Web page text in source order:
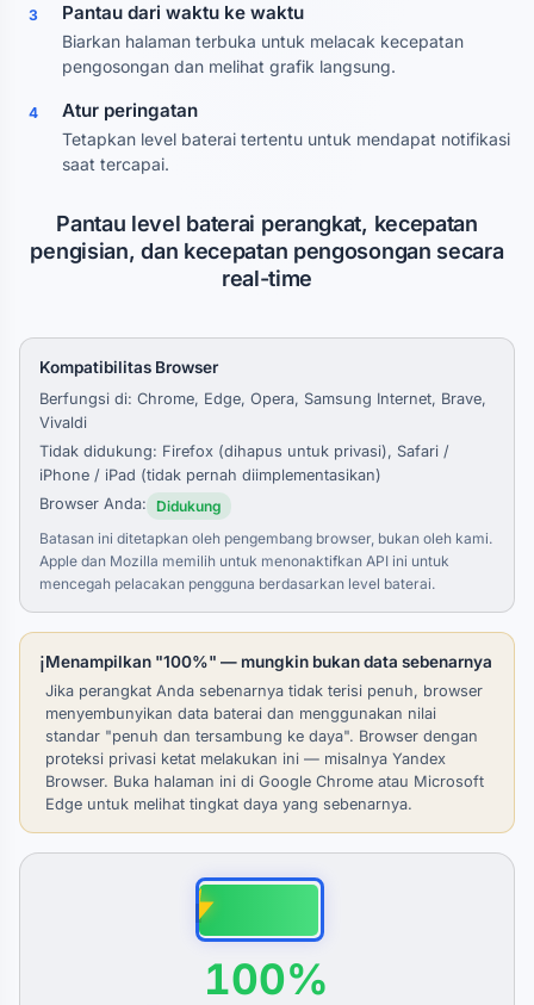
3 Pantau dari waktu ke waktu
Biarkan halaman terbuka untuk melacak kecepatan
pengosongan dan melihat grafik langsung.
4 Atur peringatan
Tetapkan level baterai tertentu untuk mendapat notifikasi
saat tercapai.
Pantau level baterai perangkat, kecepatan
pengisian, dan kecepatan pengosongan secara
real-time
Kompatibilitas Browser
Berfungsi di: Chrome, Edge, Opera, Samsung Internet, Brave,
Vivaldi
Tidak didukung: Firefox (dihapus untuk privasi), Safari /
iPhone / iPad (tidak pernah diimplementasikan)
Browser Anda: Didukung
Batasan ini ditetapkan oleh pengembang browser, bukan oleh kami.
Apple dan Mozilla memilih untuk menonaktifkan API ini untuk
mencegah pelacakan pengguna berdasarkan level baterai.
ℹ️Menampilkan "100%" — mungkin bukan data sebenarnya
Jika perangkat Anda sebenarnya tidak terisi penuh, browser
menyembunyikan data baterai dan menggunakan nilai
standar "penuh dan tersambung ke daya". Browser dengan
proteksi privasi ketat melakukan ini — misalnya Yandex
Browser. Buka halaman ini di Google Chrome atau Microsoft
Edge untuk melihat tingkat daya yang sebenarnya.
100%